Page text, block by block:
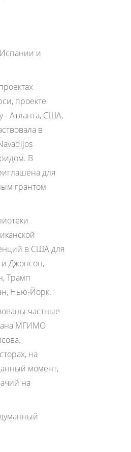
и
проекте
- Атланта, США,
в
В
для
грантом
в США для
и Джонсон,
Трамп
Нью-Йорк.
частные
МГИМО
на
момент,
на